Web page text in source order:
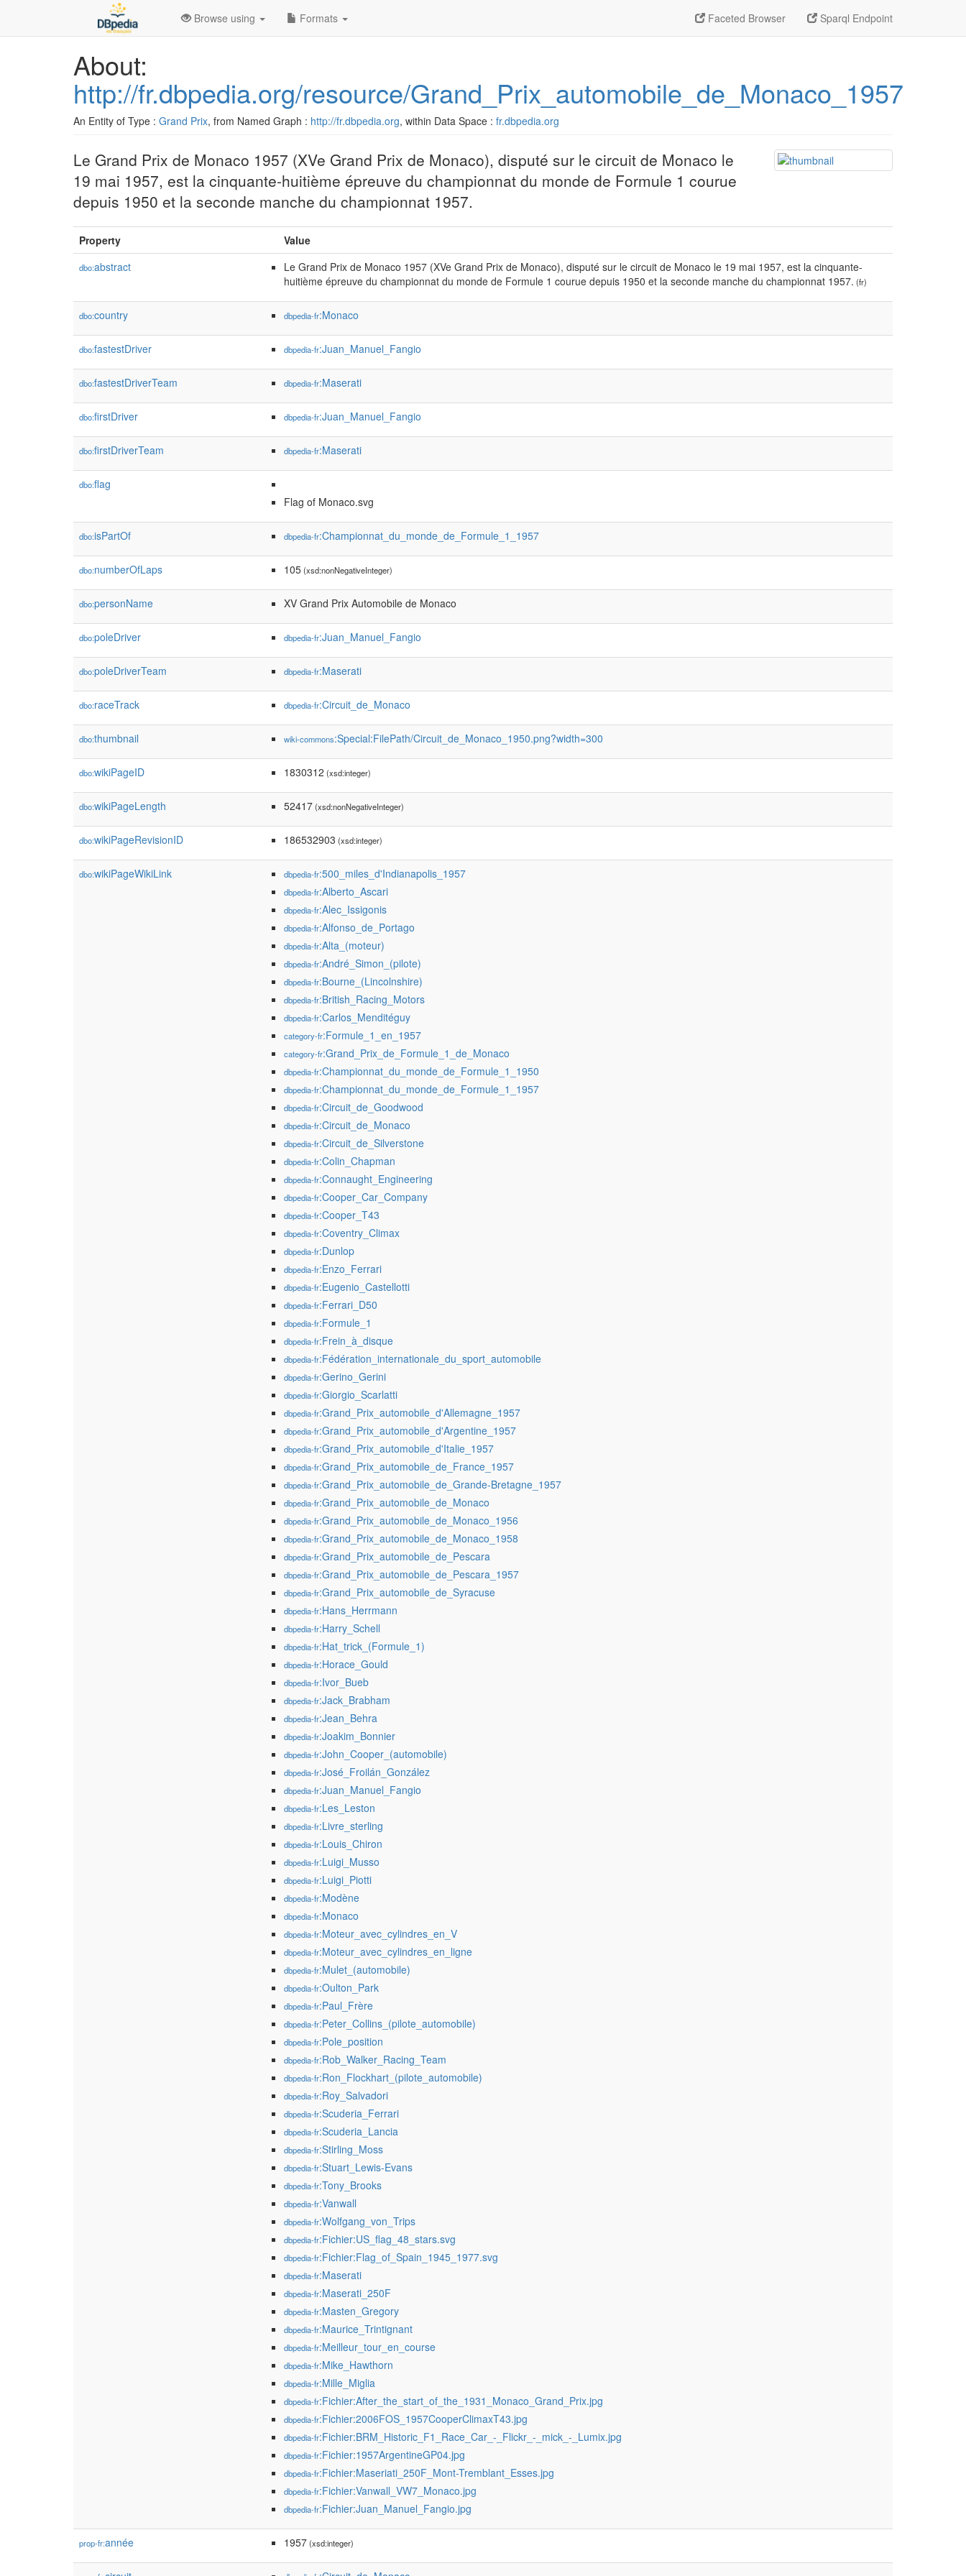
Faceted Browser Sparql Endpoint
Browse using Formats
About:
http://fr.dbpedia.org/resource/Grand_Prix_automobile_de_Monaco_1957
An Entity of Type : Grand Prix, from Named Graph : http://fr.dbpedia.org, within Data Space : fr.dbpedia.org
Le Grand Prix de Monaco 1957 (XVe Grand Prix de Monaco), disputé sur le circuit de Monaco le
19 mai 1957, est la cinquante-huitième épreuve du championnat du monde de Formule 1 courue
depuis 1950 et la seconde manche du championnat 1957.
Property Value
dbo:abstract
Le Grand Prix de Monaco 1957 (XVe Grand Prix de Monaco), disputé sur le circuit de Monaco le 19 mai 1957, est la cinquante-
huitième épreuve du championnat du monde de Formule 1 courue depuis 1950 et la seconde manche du championnat 1957. (fr)
dbo:country dbpedia-fr:Monaco
dbo:fastestDriver dbpedia-fr:Juan_Manuel_Fangio
dbo:fastestDriverTeam dbpedia-fr:Maserati
dbo:firstDriver dbpedia-fr:Juan_Manuel_Fangio
dbo:firstDriverTeam dbpedia-fr:Maserati
dbo:flag
Flag of Monaco.svg
dbo:isPartOf dbpedia-fr:Championnat_du_monde_de_Formule_1_1957
dbo:numberOfLaps 105(xsd:nonNegativeInteger)
dbo:personName XV Grand Prix Automobile de Monaco
dbo:poleDriver dbpedia-fr:Juan_Manuel_Fangio
dbo:poleDriverTeam dbpedia-fr:Maserati
dbo:raceTrack dbpedia-fr:Circuit_de_Monaco
dbo:thumbnail wiki-commons:Special:FilePath/Circuit_de_Monaco_1950.png?width=300
dbo:wikiPageID 1830312 (xsd:integer)
dbo:wikiPageLength 52417(xsd:nonNegativeInteger)
dbo:wikiPageRevisionID 186532903 (xsd:integer)
dbo:wikiPageWikiLink dbpedia-fr:500_miles_d'Indianapolis_1957
dbpedia-fr:Alberto_Ascari
dbpedia-fr:Alec_Issigonis
dbpedia-fr:Alfonso_de_Portago
dbpedia-fr:Alta_(moteur)
dbpedia-fr:André_Simon_(pilote)
dbpedia-fr:Bourne_(Lincolnshire)
dbpedia-fr:British_Racing_Motors
dbpedia-fr:Carlos_Menditéguy
category-fr:Formule_1_en_1957
category-fr:Grand_Prix_de_Formule_1_de_Monaco
dbpedia-fr:Championnat_du_monde_de_Formule_1_1950
dbpedia-fr:Championnat_du_monde_de_Formule_1_1957
dbpedia-fr:Circuit_de_Goodwood
dbpedia-fr:Circuit_de_Monaco
dbpedia-fr:Circuit_de_Silverstone
dbpedia-fr:Colin_Chapman
dbpedia-fr:Connaught_Engineering
dbpedia-fr:Cooper_Car_Company
dbpedia-fr:Cooper_T43
dbpedia-fr:Coventry_Climax
dbpedia-fr:Dunlop
dbpedia-fr:Enzo_Ferrari
dbpedia-fr:Eugenio_Castellotti
dbpedia-fr:Ferrari_D50
dbpedia-fr:Formule_1
dbpedia-fr:Frein_à_disque
dbpedia-fr:Fédération_internationale_du_sport_automobile
dbpedia-fr:Gerino_Gerini
dbpedia-fr:Giorgio_Scarlatti
dbpedia-fr:Grand_Prix_automobile_d'Allemagne_1957
dbpedia-fr:Grand_Prix_automobile_d'Argentine_1957
dbpedia-fr:Grand_Prix_automobile_d'Italie_1957
dbpedia-fr:Grand_Prix_automobile_de_France_1957
dbpedia-fr:Grand_Prix_automobile_de_Grande-Bretagne_1957
dbpedia-fr:Grand_Prix_automobile_de_Monaco
dbpedia-fr:Grand_Prix_automobile_de_Monaco_1956
dbpedia-fr:Grand_Prix_automobile_de_Monaco_1958
dbpedia-fr:Grand_Prix_automobile_de_Pescara
dbpedia-fr:Grand_Prix_automobile_de_Pescara_1957
dbpedia-fr:Grand_Prix_automobile_de_Syracuse
dbpedia-fr:Hans_Herrmann
dbpedia-fr:Harry_Schell
dbpedia-fr:Hat_trick_(Formule_1)
dbpedia-fr:Horace_Gould
dbpedia-fr:Ivor_Bueb
dbpedia-fr:Jack_Brabham
dbpedia-fr:Jean_Behra
dbpedia-fr:Joakim_Bonnier
dbpedia-fr:John_Cooper_(automobile)
dbpedia-fr:José_Froilán_González
dbpedia-fr:Juan_Manuel_Fangio
dbpedia-fr:Les_Leston
dbpedia-fr:Livre_sterling
dbpedia-fr:Louis_Chiron
dbpedia-fr:Luigi_Musso
dbpedia-fr:Luigi_Piotti
dbpedia-fr:Modène
dbpedia-fr:Monaco
dbpedia-fr:Moteur_avec_cylindres_en_V
dbpedia-fr:Moteur_avec_cylindres_en_ligne
dbpedia-fr:Mulet_(automobile)
dbpedia-fr:Oulton_Park
dbpedia-fr:Paul_Frère
dbpedia-fr:Peter_Collins_(pilote_automobile)
dbpedia-fr:Pole_position
dbpedia-fr:Rob_Walker_Racing_Team
dbpedia-fr:Ron_Flockhart_(pilote_automobile)
dbpedia-fr:Roy_Salvadori
dbpedia-fr:Scuderia_Ferrari
dbpedia-fr:Scuderia_Lancia
dbpedia-fr:Stirling_Moss
dbpedia-fr:Stuart_Lewis-Evans
dbpedia-fr:Tony_Brooks
dbpedia-fr:Vanwall
dbpedia-fr:Wolfgang_von_Trips
dbpedia-fr:Fichier:US_flag_48_stars.svg
dbpedia-fr:Fichier:Flag_of_Spain_1945_1977.svg
dbpedia-fr:Maserati
dbpedia-fr:Maserati_250F
dbpedia-fr:Masten_Gregory
dbpedia-fr:Maurice_Trintignant
dbpedia-fr:Meilleur_tour_en_course
dbpedia-fr:Mike_Hawthorn
dbpedia-fr:Mille_Miglia
dbpedia-fr:Fichier:After_the_start_of_the_1931_Monaco_Grand_Prix.jpg
dbpedia-fr:Fichier:2006FOS_1957CooperClimaxT43.jpg
dbpedia-fr:Fichier:BRM_Historic_F1_Race_Car_-_Flickr_-_mick_-_Lumix.jpg
dbpedia-fr:Fichier:1957ArgentineGP04.jpg
dbpedia-fr:Fichier:Maseriati_250F_Mont-Tremblant_Esses.jpg
dbpedia-fr:Fichier:Vanwall_VW7_Monaco.jpg
dbpedia-fr:Fichier:Juan_Manuel_Fangio.jpg
prop-fr:année 1957(xsd:integer)